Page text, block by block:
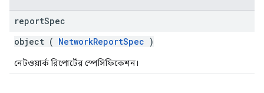
reportSpec
object ( NetworkReportSpec )
নেটওয়ার্ক রিপোর্টের স্পেসিফিকেশন।